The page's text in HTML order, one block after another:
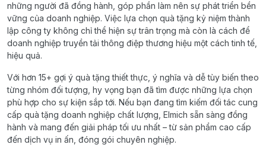
những người đã đồng hành, góp phần làm nên sự phát triển bền
vững của doanh nghiệp. Việc lựa chọn quà tặng kỷ niệm thành
lập công ty không chỉ thể hiện sự trân trọng mà còn là cách để
doanh nghiệp truyền tải thông điệp thương hiệu một cách tinh tế,
hiệu quả.
Với hơn 15+ gợi ý quà tặng thiết thực, ý nghĩa và dễ tùy biến theo
từng nhóm đối tượng, hy vọng bạn đã tìm được những lựa chọn
phù hợp cho sự kiện sắp tới. Nếu bạn đang tìm kiếm đối tác cung
cấp quà tặng doanh nghiệp chất lượng, Elmich sẵn sàng đồng
hành và mang đến giải pháp tối ưu nhất – từ sản phẩm cao cấp
đến dịch vụ in ấn, đóng gói chuyên nghiệp.